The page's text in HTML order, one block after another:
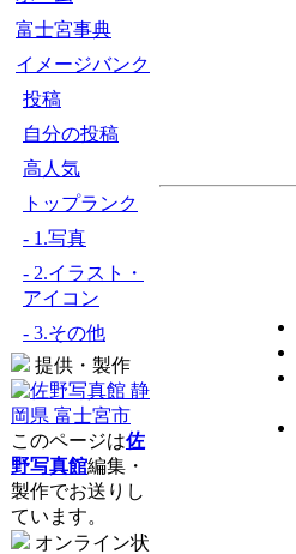
富士宮事典
イメージバンク
投稿
自分の投稿
高人気
トップランク
- 1.写真
- 2.イラスト・
アイコン
- 3.その他
提供・製作
このページは佐
野写真館編集・
製作でお送りし
ています。
オンライン状